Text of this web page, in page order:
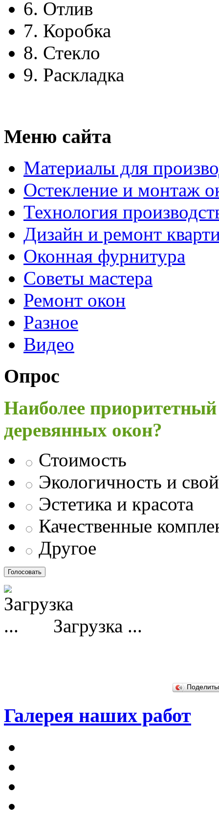
6. Отлив
7. Коробка
8. Стекло
9. Раскладка
Меню сайта
Материалы для
Остекление и монтаж
Технология
Дизайн и ремонт
Оконная фурнитура
Советы мастера
Ремонт окон
Разное
Видео
Опрос
Наиболее
деревянных окон?
Стоимость
Экологичность и
Эстетика и красота
Качественные
Другое
Загрузка ...
Галерея наших работ